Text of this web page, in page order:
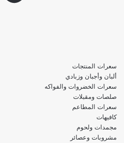
سعرات المنتجات
ألبان وأجبان وزبادي
سعرات الخضروات والفواكه
صلصات ومقبلات
سعرات المطاعم
كافيهات
مجمدات ولحوم
مشروبات وعصائر